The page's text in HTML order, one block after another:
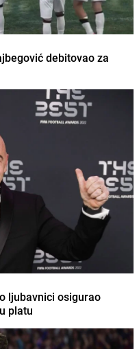
debitovao za
ljubavnici osigurao
platu